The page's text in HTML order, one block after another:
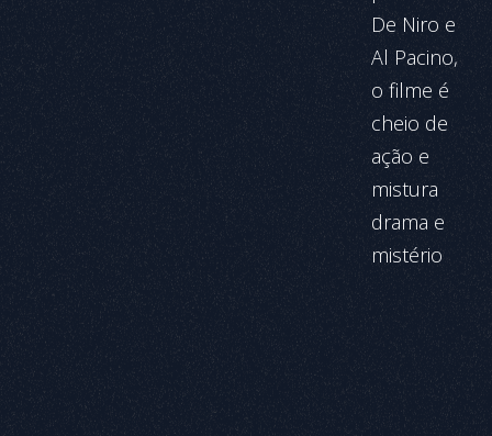
De Niro e
Al Pacino,
o filme é
cheio de
ação e
mistura
drama e
mistério